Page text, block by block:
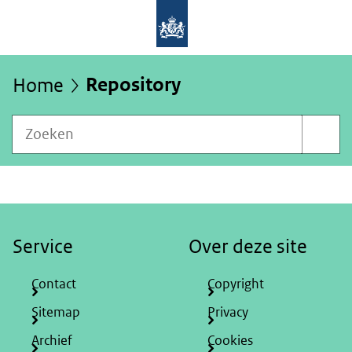
U
bevindt
hier:
Home Repository
binnen
Service
Contact
Sitemap
Archief
Over deze site
Copyright
Privacy
Cookies